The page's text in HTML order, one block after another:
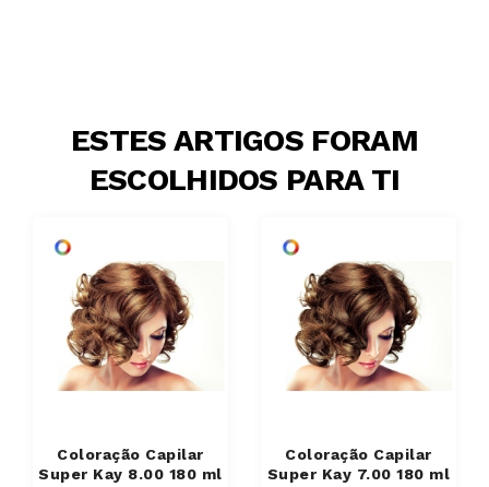
ESTES ARTIGOS FORAM
ESCOLHIDOS PARA TI
Coloração Capilar
Super Kay 8.00 180 ml
Coloração Capilar
Super Kay 7.00 180 ml